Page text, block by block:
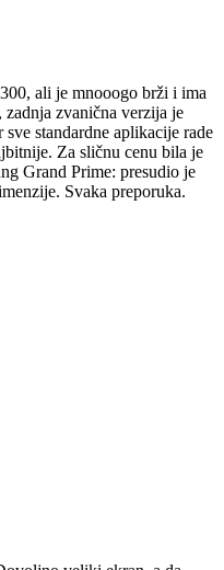
ali je mnooogo brži i ima
zvanična verzija je
standardne aplikacije rade
Za sličnu cenu bila je
Grand Prime: presudio je
Svaka preporuka.